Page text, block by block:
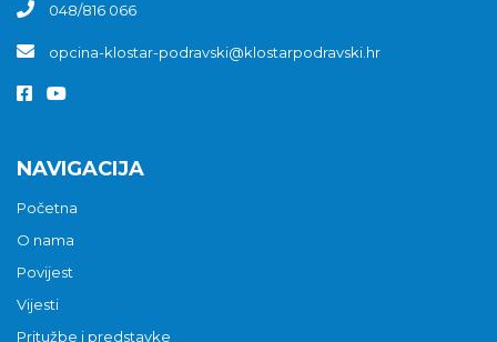
048/816 066
opcina-klostar-podravski@klostarpodravski.hr
NAVIGACIJA
Početna
O nama
Povijest
Vijesti
Pritužbe i predstavke